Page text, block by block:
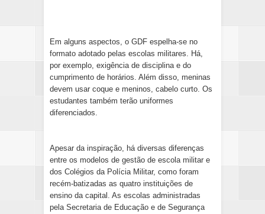
Em alguns aspectos, o GDF espelha-se no
formato adotado pelas escolas militares. Há,
por exemplo, exigência de disciplina e do
cumprimento de horários. Além disso, meninas
devem usar coque e meninos, cabelo curto. Os
estudantes também terão uniformes
diferenciados.
Apesar da inspiração, há diversas diferenças
entre os modelos de gestão de escola militar e
dos Colégios da Polícia Militar, como foram
recém-batizadas as quatro instituições de
ensino da capital. As escolas administradas
pela Secretaria de Educação e de Segurança